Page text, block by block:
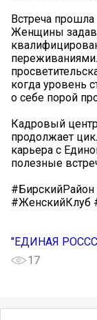
Встреча
Женщины
когда уровень
о себе порой
Кадровый
продолжает
карьера с
полезные
#ЖенскийКлуб
"ЕДИНАЯ
17